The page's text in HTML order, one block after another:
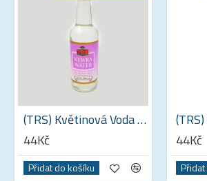
(TRS) Květinová Voda Kewra 190 ml
44Kč
Přidat do košíku
44Kč